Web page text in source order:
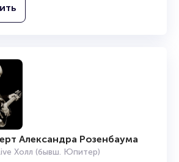
Александра Розенбаума
Холл (бывш. Юпитер)